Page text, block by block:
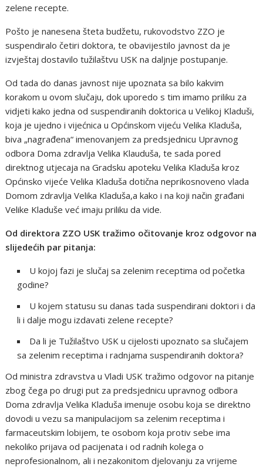
zelene recepte.
Pošto je nanesena šteta budžetu, rukovodstvo ZZO je
suspendiralo četiri doktora, te obavijestilo javnost da je
izvještaj dostavilo tužilaštvu USK na daljnje postupanje.
Od tada do danas javnost nije upoznata sa bilo kakvim
korakom u ovom slučaju, dok uporedo s tim imamo priliku za
vidjeti kako jedna od suspendiranih doktorica u Velikoj Kladuši,
koja je ujedno i vijećnica u Općinskom vijeću Velika Kladuša,
biva „nagrađena“ imenovanjem za predsjednicu Upravnog
odbora Doma zdravlja Velika Klauduša, te sada pored
direktnog utjecaja na Gradsku apoteku Velika Kladuša kroz
Općinsko vijeće Velika Kladuša dotična neprikosnoveno vlada
Domom zdravlja Velika Kladuša,a kako i na koji način građani
Velike Kladuše već imaju priliku da vide.
Od direktora ZZO USK tražimo očitovanje kroz odgovor na
slijedećih par pitanja:
U kojoj fazi je slučaj sa zelenim receptima od početka
godine?
U kojem statusu su danas tada suspendirani doktori i da
li i dalje mogu izdavati zelene recepte?
Da li je Tužilaštvo USK u cijelosti upoznato sa slučajem
sa zelenim receptima i radnjama suspendiranih doktora?
Od ministra zdravstva u Vladi USK tražimo odgovor na pitanje
zbog čega po drugi put za predsjednicu upravnog odbora
Doma zdravlja Velika Kladuša imenuje osobu koja se direktno
dovodi u vezu sa manipulacijom sa zelenim receptima i
farmaceutskim lobijem, te osobom koja protiv sebe ima
nekoliko prijava od pacijenata i od radnih kolega o
neprofesionalnom, ali i nezakonitom djelovanju za vrijeme